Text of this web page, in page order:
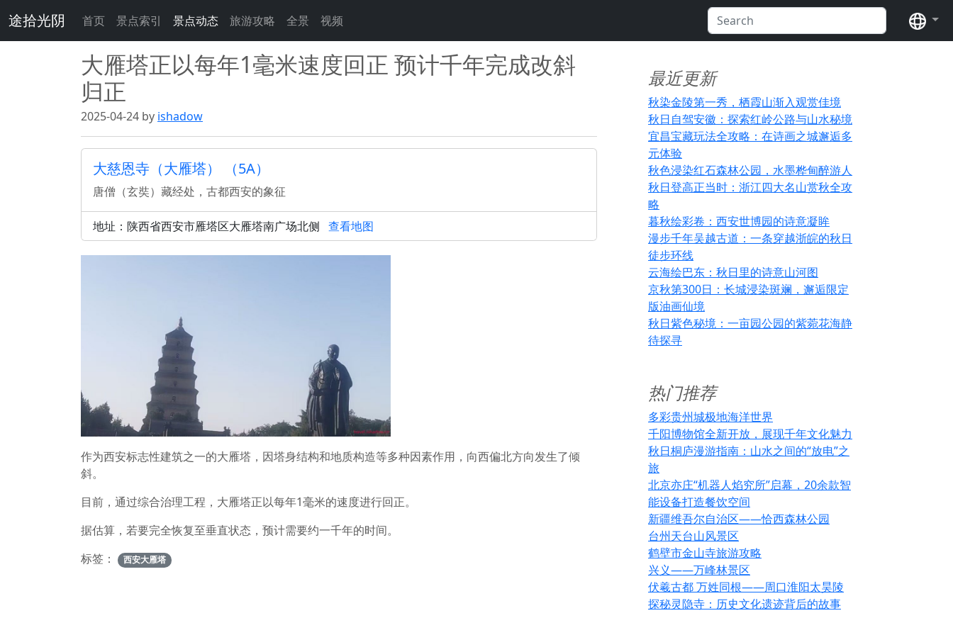
途拾光阴 首页 景点索引 景点动态 旅游攻略 全景 视频 语
大雁塔正以每年1毫米速度回正 预计千年完成改斜
归正
2025-04-24 by ishadow
大慈恩寺（大雁塔） （5A）
唐僧（玄奘）藏经处，古都西安的象征
地址：陕西省西安市雁塔区大雁塔南广场北侧 查看地图
作为西安标志性建筑之一的大雁塔，因塔身结构和地质构造等多种因素作用，向西偏北方向发生了倾
斜。
目前，通过综合治理工程，大雁塔正以每年1毫米的速度进行回正。
据估算，若要完全恢复至垂直状态，预计需要约一千年的时间。
标签：
西安大雁塔
最近更新
秋染金陵第一秀，栖霞山渐入观赏佳境
秋日自驾安徽：探索红岭公路与山水秘境
宜昌宝藏玩法全攻略：在诗画之城邂逅多
元体验
秋色浸染红石森林公园，水墨桦甸醉游人
秋日登高正当时：浙江四大名山赏秋全攻
略
暮秋绘彩卷：西安世博园的诗意凝眸
漫步千年吴越古道：一条穿越浙皖的秋日
徒步环线
云海绘巴东：秋日里的诗意山河图
京秋第300日：长城浸染斑斓，邂逅限定
版油画仙境
秋日紫色秘境：一亩园公园的紫菀花海静
待探寻
热门推荐
多彩贵州城极地海洋世界
千阳博物馆全新开放，展现千年文化魅力
秋日桐庐漫游指南：山水之间的“放电”之
旅
北京亦庄“机器人焰究所”启幕，20余款智
能设备打造餐饮空间
新疆维吾尔自治区——恰西森林公园
台州天台山风景区
鹤壁市金山寺旅游攻略
兴义——万峰林景区
伏羲古都 万姓同根——周口淮阳太昊陵
探秘灵隐寺：历史文化遗迹背后的故事